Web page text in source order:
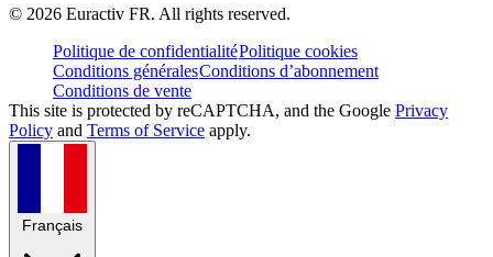
© 2026 Euractiv FR. All rights reserved.
Politique de confidentialitéPolitique cookies
Conditions généralesConditions d’abonnement
Conditions de vente
This site is protected by reCAPTCHA, and the Google Privacy
Policy and Terms of Service apply.
Français